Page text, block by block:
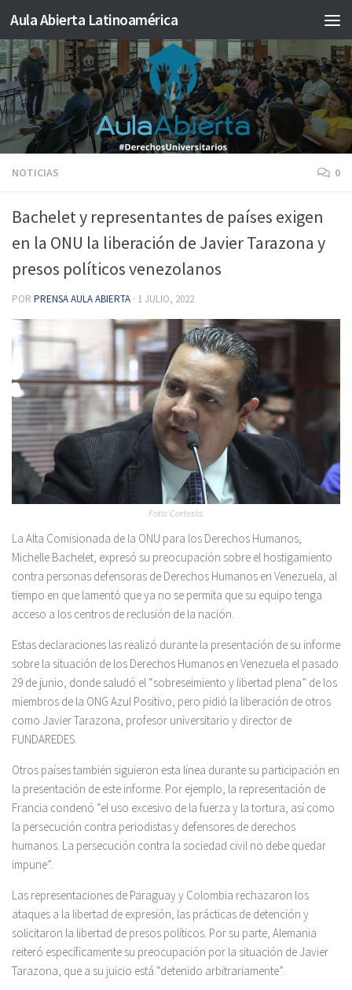
Saltar al contenido
Aula Abierta Latinoamérica
NOTICIAS 0
Bachelet y representantes de países exigen
en la ONU la liberación de Javier Tarazona y
presos políticos venezolanos
POR PRENSA AULA ABIERTA · 1 JULIO, 2022
Foto: Cortesía.
La Alta Comisionada de la ONU para los Derechos Humanos,
Michelle Bachelet, expresó su preocupación sobre el hostigamiento
contra personas defensoras de Derechos Humanos en Venezuela, al
tiempo en que lamentó que ya no se permita que su equipo tenga
acceso a los centros de reclusión de la nación.
Estas declaraciones las realizó durante la presentación de su informe
sobre la situación de los Derechos Humanos en Venezuela el pasado
29 de junio, donde saludó el “sobreseimiento y libertad plena” de los
miembros de la ONG Azul Positivo, pero pidió la liberación de otros
como Javier Tarazona, profesor universitario y director de
FUNDAREDES.
Otros países también siguieron esta línea durante su participación en
la presentación de este informe. Por ejemplo, la representación de
Francia condenó “el uso excesivo de la fuerza y la tortura, así como
la persecución contra periodistas y defensores de derechos
humanos. La persecución contra la sociedad civil no debe quedar
impune”.
Las representaciones de Paraguay y Colombia rechazaron los
ataques a la libertad de expresión, las prácticas de detención y
solicitaron la libertad de presos políticos. Por su parte, Alemania
reiteró específicamente su preocupación por la situación de Javier
Tarazona, que a su juicio está “detenido arbitrariamente”.